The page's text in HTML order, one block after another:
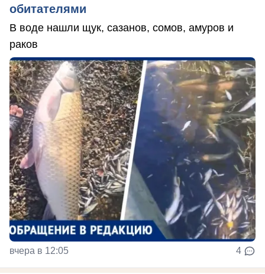
обитателями
В воде нашли щук, сазанов, сомов, амуров и
раков
вчера в 12:05 4